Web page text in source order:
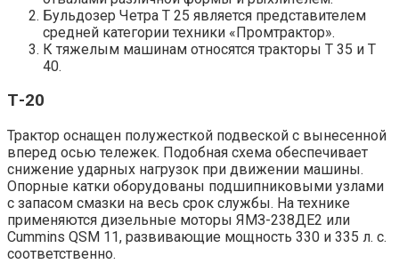
Бульдозер Четра Т 25 является представителем
средней категории техники «Промтрактор».
К тяжелым машинам относятся тракторы Т 35 и Т
40.
Т-20
Трактор оснащен полужесткой подвеской с вынесенной
вперед осью тележек. Подобная схема обеспечивает
снижение ударных нагрузок при движении машины.
Опорные катки оборудованы подшипниковыми узлами
с запасом смазки на весь срок службы. На технике
применяются дизельные моторы ЯМЗ-238ДЕ2 или
Cummins QSM 11, развивающие мощность 330 и 335 л. с.
соответственно.